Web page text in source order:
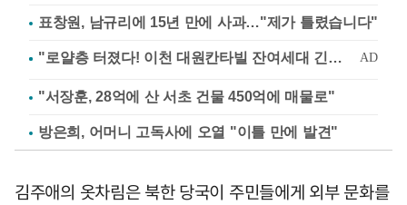
표창원, 남규리에 15년 만에 사과…"제가 틀렸습니다"
"서장훈, 28억에 산 서초 건물 450억에 매물로"
방은희, 어머니 고독사에 오열 "이틀 만에 발견"
김주애의 옷차림은 북한 당국이 주민들에게 외부 문화를